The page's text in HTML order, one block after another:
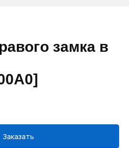
замка в
Заказать